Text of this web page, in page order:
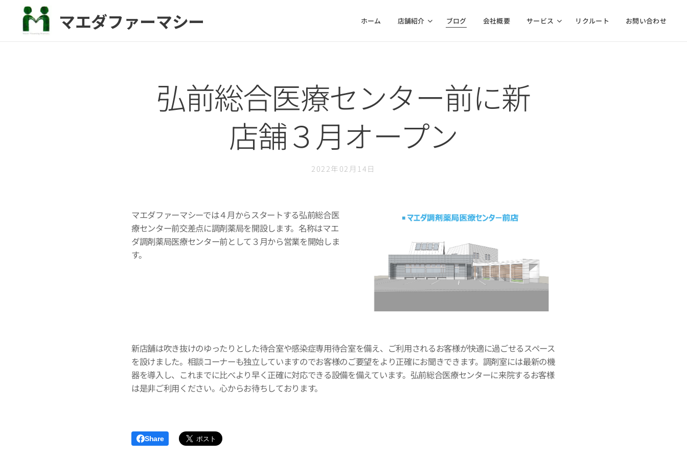
マエダファーマシー ホーム 店舗紹介 ブログ 会社概要 サービス リクルート お問い合わせ
弘前総合医療センター前に新
店舗３月オープン
2022年02月14日
マエダファーマシーでは４月からスタートする弘前総合医
療センター前交差点に調剤薬局を開設します。名称はマエ
ダ調剤薬局医療センター前として３月から営業を開始しま
す。
新店舗は吹き抜けのゆったりとした待合室や感染症専用待合室を備え、ご利用されるお客様が快適に過ごせるスペース
を設けました。相談コーナーも独立していますのでお客様のご要望をより正確にお聞きできます。調剤室には最新の機
器を導入し、これまでに比べより早く正確に対応できる設備を備えています。弘前総合医療センターに来院するお客様
は是非ご利用ください。心からお待ちしております。
Share